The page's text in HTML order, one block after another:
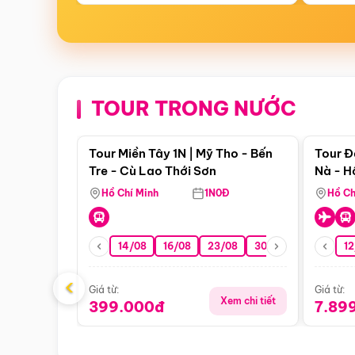
TOUR TRONG NƯỚC
Điểm nổi bật
Tour Miền Tây 1N | Mỹ Tho - Bến
Tre - Cù Lao Thới Sơn
Hồ Chí Minh 1N0Đ
14/08 16/08 23/08 30/08 06/09
Giá từ:
399.000đ Xem chi tiết
Tour
Nà -
Nha
Hồ
Giá từ:
‹